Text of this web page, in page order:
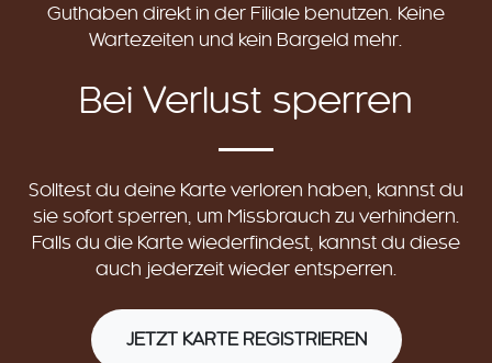
Guthaben direkt in der Filiale benutzen. Keine
Wartezeiten und kein Bargeld mehr.
Bei Verlust sperren
Solltest du deine Karte verloren haben, kannst du
sie sofort sperren, um Missbrauch zu verhindern.
Falls du die Karte wiederfindest, kannst du diese
auch jederzeit wieder entsperren.
JETZT KARTE REGISTRIEREN